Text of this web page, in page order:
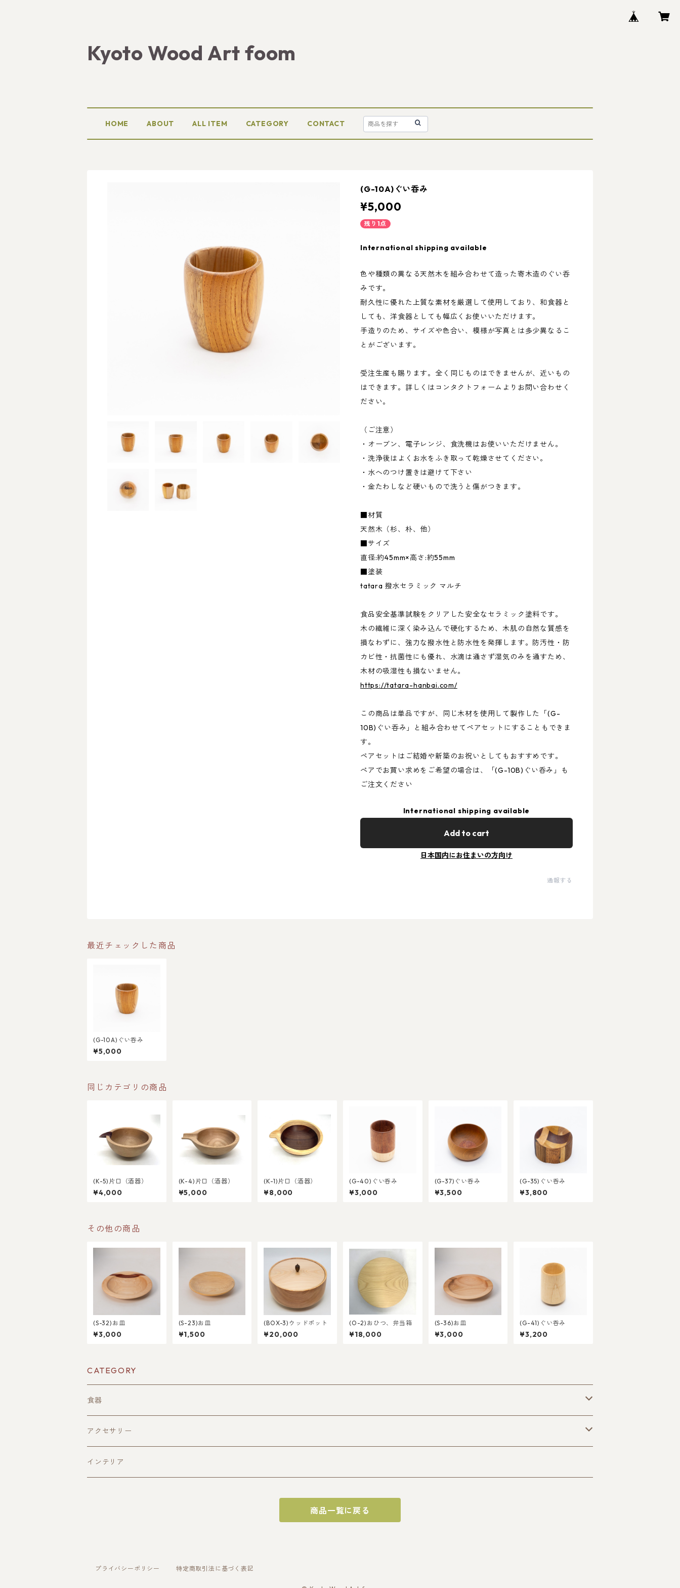
Kyoto Wood Art foom
HOME ABOUT ALL ITEM CATEGORY CONTACT
(G-10A)ぐい呑み
¥5,000
残り1点
International shipping available
色や種類の異なる天然木を組み合わせて造った寄木造のぐい呑
みです。
耐久性に優れた上質な素材を厳選して使用しており、和食器と
しても、洋食器としても幅広くお使いいただけます。
手造りのため、サイズや色合い、模様が写真とは多少異なるこ
とがございます。
受注生産も賜ります。全く同じものはできませんが、近いもの
はできます。詳しくはコンタクトフォームよりお問い合わせく
ださい。
（ご注意）
・オーブン、電子レンジ、食洗機はお使いいただけません。
・洗浄後はよくお水をふき取って乾燥させてください。
・水へのつけ置きは避けて下さい
・金たわしなど硬いもので洗うと傷がつきます。
■材質
天然木（杉、朴、他）
■サイズ
直径:約45mm×高さ:約55mm
■塗装
tatara 撥水セラミック マルチ
食品安全基準試験をクリアした安全なセラミック塗料です。
木の繊維に深く染み込んで硬化するため、木肌の自然な質感を
損なわずに、強力な撥水性と防水性を発揮します。防汚性・防
カビ性・抗菌性にも優れ、水滴は通さず湿気のみを通すため、
木材の吸湿性も損ないません。
https://tatara-hanbai.com/
この商品は単品ですが、同じ木材を使用して製作した「(G-
10B)ぐい呑み」と組み合わせてペアセットにすることもできま
す。
ペアセットはご結婚や新築のお祝いとしてもおすすめです。
ぺアでお買い求めをご希望の場合は、「(G-10B)ぐい呑み」も
ご注文ください
International shipping available
Add to cart
日本国内にお住まいの方向け
通報する
最近チェックした商品
(G-10A)ぐい呑み
¥5,000
同じカテゴリの商品
(K-5)片口（酒器）
¥4,000
(K-4)片口（酒器）
¥5,000
(K-1)片口（酒器）
¥8,000
(G-40)ぐい呑み
¥3,000
(G-37)ぐい呑み
¥3,500
(G-35)ぐい呑み
¥3,800
その他の商品
(S-32)お皿
¥3,000
(S-23)お皿
¥1,500
(BOX-3)ウッドポット
¥20,000
(O-2)おひつ、弁当箱
¥18,000
(S-36)お皿
¥3,000
(G-41)ぐい呑み
¥3,200
CATEGORY
食器
酒器
ぐい呑み(寄木造)
皿
アクセサリー
ペンダント
インテリア
商品一覧に戻る
プライバシーポリシー 特定商取引法に基づく表記